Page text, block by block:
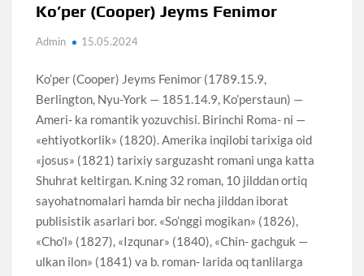
Ko’per (Cooper) Jeyms Fenimor
Admin 15.05.2024
Ko’per (Cooper) Jeyms Fenimor (1789.15.9,
Berlington, Nyu-York — 1851.14.9, Ko’perstaun) —
Ameri- ka romantik yozuvchisi. Birinchi Roma- ni —
«ehtiyotkorlik» (1820). Amerika inqilobi tarixiga oid
«josus» (1821) tarixiy sarguzasht romani unga katta
Shuhrat keltirgan. K.ning 32 roman, 10 jilddan ortiq
sayohatnomalari hamda bir necha jilddan iborat
publisistik asarlari bor. «So’nggi mogikan» (1826),
«Cho’l» (1827), «Izqunar» (1840), «Chin- gachguk —
ulkan ilon» (1841) va b. roman- larida oq tanlilarga